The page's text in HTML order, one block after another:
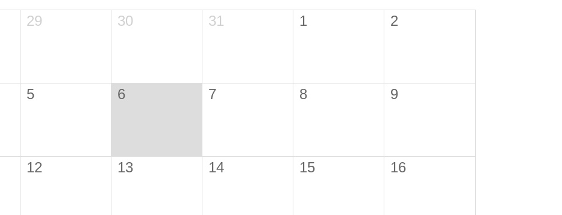
29 30 31 1 2
5 6 7 8 9
12 13 14 15 16